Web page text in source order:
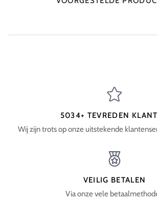
5034+ TEVREDEN
Wij zijn trots op onze uitstekende
VEILIG BETALEN
Via onze vele